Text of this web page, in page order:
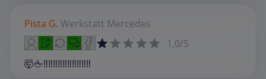
Pista G. Werkstatt Mercedes
1,0/5
🤯🖕‼️‼️‼️‼️‼️‼️‼️‼️‼️‼️